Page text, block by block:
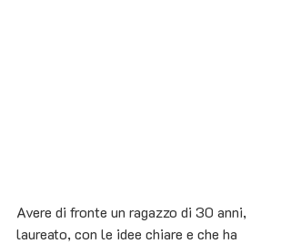
Avere di fronte un ragazzo di 30 anni,
laureato, con le idee chiare e che ha